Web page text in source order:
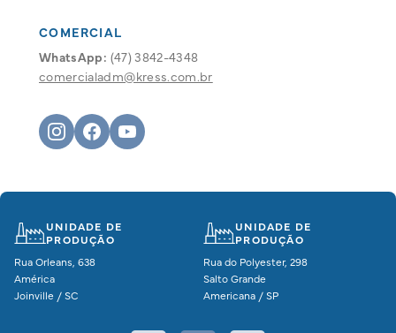
COMERCIAL
WhatsApp: (47) 3842-4348
comercialadm@kress.com.br
UNIDADE DE
PRODUÇÃO
Rua Orleans, 638
América
Joinville / SC
UNIDADE DE
PRODUÇÃO
Rua do Polyester, 298
Salto Grande
Americana / SP